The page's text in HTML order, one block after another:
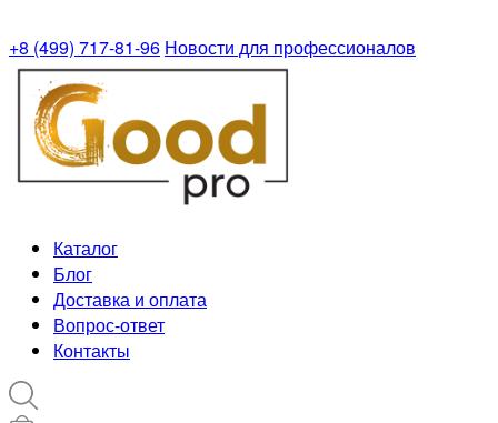
+8 (499) 717-81-96 Новости для профессионалов
Каталог
Блог
Доставка и оплата
Вопрос-ответ
Контакты